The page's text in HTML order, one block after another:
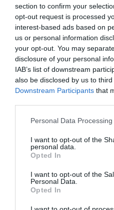
section to confirm your
opt-out request is processed
interest-based ads based on
us or personal information
your opt-out. You may
disclosure of your personal
IAB’s list of downstream
also be disclosed by us to
Downstream Participants that
Please note that this website/
not limited to your visit or
grant or deny consent to
use your data for below
consent section.
Personal Data
I want to opt-out of the
personal data.
Opted In
I want to opt-out of the
Personal Data.
Opted In